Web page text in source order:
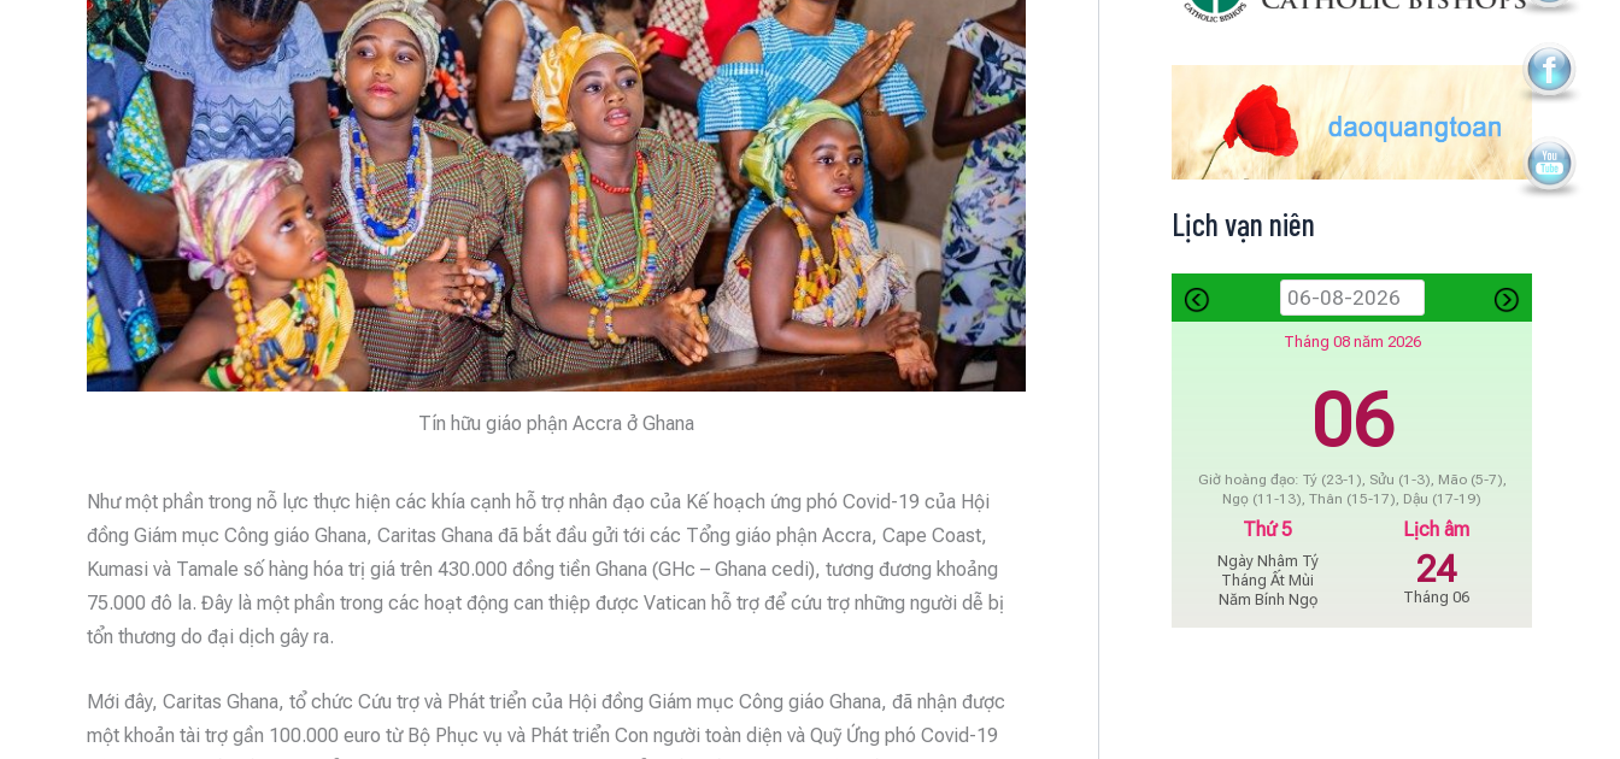
Tín hữu giáo phận Accra ở Ghana
Như một phần trong nỗ lực thực hiện các khía cạnh hỗ trợ nhân đạo của Kế hoạch ứng phó Covid-19 của Hội
đồng Giám mục Công giáo Ghana, Caritas Ghana đã bắt đầu gửi tới các Tổng giáo phận Accra, Cape Coast,
Kumasi và Tamale số hàng hóa trị giá trên 430.000 đồng tiền Ghana (GHc – Ghana cedi), tương đương khoảng
75.000 đô la. Đây là một phần trong các hoạt động can thiệp được Vatican hỗ trợ để cứu trợ những người dễ bị
tổn thương do đại dịch gây ra.
Mới đây, Caritas Ghana, tổ chức Cứu trợ và Phát triển của Hội đồng Giám mục Công giáo Ghana, đã nhận được
một khoản tài trợ gần 100.000 euro từ Bộ Phục vụ và Phát triển Con người toàn diện và Quỹ Ứng phó Covid-19
Lịch vạn niên
Tháng 08 năm 2026
06
Giờ hoàng đạo: Tý (23-1), Sửu (1-3), Mão (5-7),
Ngọ (11-13), Thân (15-17), Dậu (17-19)
Thứ 5
Ngày Nhâm Tý
Tháng Ất Mùi
Năm Bính Ngọ
Lịch âm
24
Tháng 06